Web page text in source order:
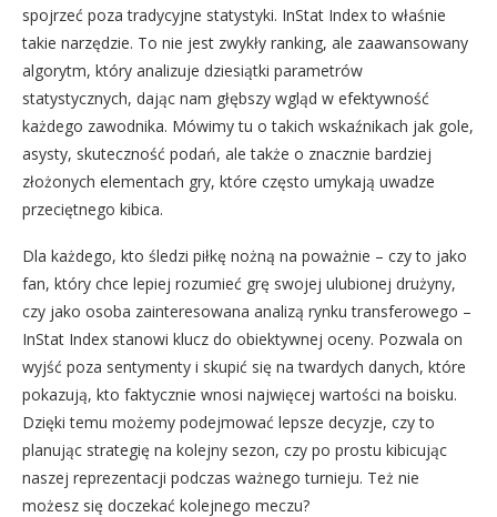
spojrzeć poza tradycyjne statystyki. InStat Index to właśnie
takie narzędzie. To nie jest zwykły ranking, ale zaawansowany
algorytm, który analizuje dziesiątki parametrów
statystycznych, dając nam głębszy wgląd w efektywność
każdego zawodnika. Mówimy tu o takich wskaźnikach jak gole,
asysty, skuteczność podań, ale także o znacznie bardziej
złożonych elementach gry, które często umykają uwadze
przeciętnego kibica.
Dla każdego, kto śledzi piłkę nożną na poważnie – czy to jako
fan, który chce lepiej rozumieć grę swojej ulubionej drużyny,
czy jako osoba zainteresowana analizą rynku transferowego –
InStat Index stanowi klucz do obiektywnej oceny. Pozwala on
wyjść poza sentymenty i skupić się na twardych danych, które
pokazują, kto faktycznie wnosi najwięcej wartości na boisku.
Dzięki temu możemy podejmować lepsze decyzje, czy to
planując strategię na kolejny sezon, czy po prostu kibicując
naszej reprezentacji podczas ważnego turnieju. Też nie
możesz się doczekać kolejnego meczu?